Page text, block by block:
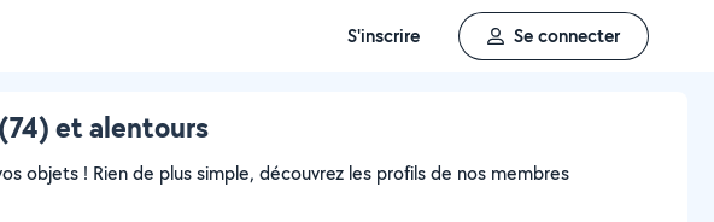
S'inscrire Se connecter
et alentours
objets ! Rien de plus simple, découvrez les profils de nos membres